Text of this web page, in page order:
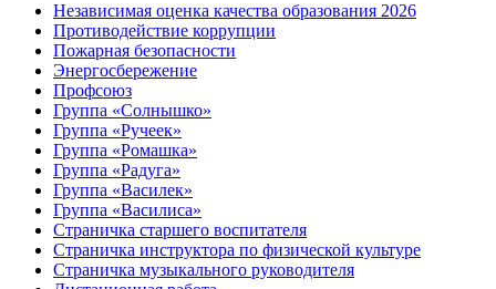
Независимая оценка качества образования 2026
Противодействие коррупции
Пожарная безопасности
Энергосбережение
Профсоюз
Группа «Солнышко»
Группа «Ручеек»
Группа «Ромашка»
Группа «Радуга»
Группа «Василек»
Группа «Василиса»
Страничка старшего воспитателя
Страничка инструктора по физической культуре
Страничка музыкального руководителя